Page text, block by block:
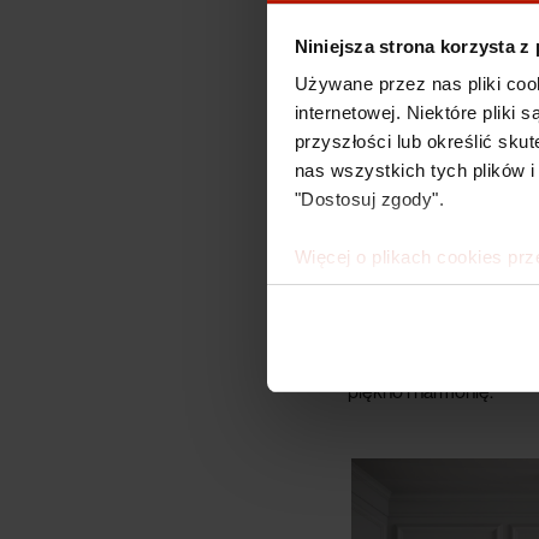
Niniejsza strona korzysta z
Używane przez nas pliki
internetowej. Niektóre pliki
przyszłości lub określić
nas wszystkich tych plików
"Dostosuj zgody".
Więcej o plikach cookies
Garstkę fascynuje
że w swoim warsztacie
nieskrępowaną
Na obrazach Garstki
kobieca tożsamość,
rzeczywistości”,
zasłony dnia
piękno i harmonię.